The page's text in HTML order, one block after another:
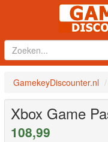
GamekeyDiscounter.nl
Xbox Game
108,99